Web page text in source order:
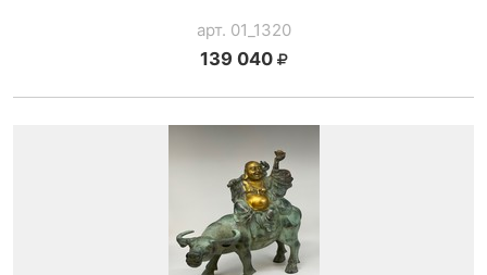
арт. 01_1320
139 040